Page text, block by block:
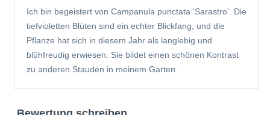
Portrait der Punktierten Glockenblume 'Sarastro'
Die Punktierte Glockenblume 'Sarastro' ist eine besonders
robuste und langlebige Züchtung, die sich durch ihre
pflegeleicht und vielseitig einsetzbar. Ihre Herkunft aus den
Ich bin begeistert von Campanula punctata 'Sarastro'. Die
tiefvioletten Blüten sind ein echter Blickfang, und die
Pflanze hat sich in diesem Jahr als langlebig und
blühfreudig erwiesen. Sie bildet einen schönen Kontrast
zu anderen Stauden in meinem Garten.